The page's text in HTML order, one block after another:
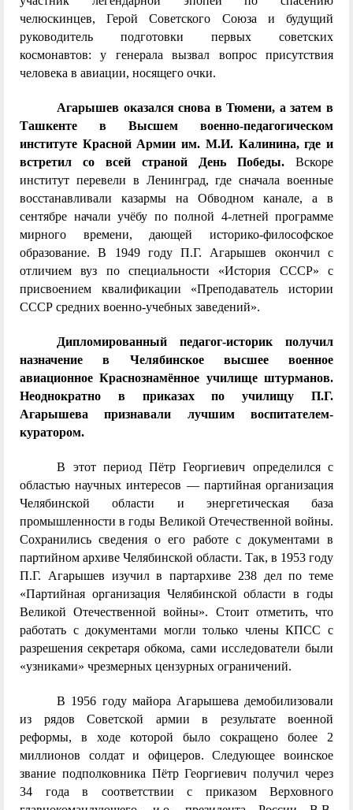
челюскинцев, Герой Советского Союза и будущий
руководитель подготовки первых советских
космонавтов: у генерала вызвал вопрос присутствия
человека в авиации, носящего очки.
Агарышев оказался снова в Тюмени, а затем в
Ташкенте в Высшем военно-педагогическом
институте Красной Армии им. М.И. Калинина, где и
встретил со всей страной День Победы. Вскоре
институт перевели в Ленинград, где сначала военные
восстанавливали казармы на Обводном канале, а в
сентябре начали учёбу по полной 4-летней программе
мирного времени, дающей историко-философское
образование. В 1949 году П.Г. Агарышев окончил с
отличием вуз по специальности «История СССР» с
присвоением квалификации «Преподаватель истории
СССР средних военно-учебных заведений».
Дипломированный педагог-историк получил
назначение в Челябинское высшее военное
авиационное Краснознамённое училище штурманов.
Неоднократно в приказах по училищу П.Г.
Агарышева признавали лучшим воспитателем-
куратором.
В этот период Пётр Георгиевич определился с
областью научных интересов — партийная организация
Челябинской области и энергетическая база
промышленности в годы Великой Отечественной войны.
Сохранились сведения о его работе с документами в
партийном архиве Челябинской области. Так, в 1953 году
П.Г. Агарышев изучил в партархиве 238 дел по теме
«Партийная организация Челябинской области в годы
Великой Отечественной войны». Стоит отметить, что
работать с документами могли только члены КПСС с
разрешения секретаря обкома, сами исследователи были
«узниками» чрезмерных цензурных ограничений.
В 1956 году майора Агарышева демобилизовали
из рядов Советской армии в результате военной
реформы, в ходе которой было сокращено более 2
миллионов солдат и офицеров. Следующее воинское
звание подполковника Пётр Георгиевич получил через
34 года в соответствии с приказом Верховного